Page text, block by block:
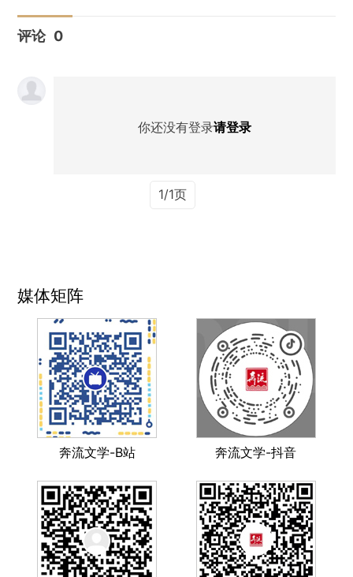
评论 0
你还没有登录请登录
1/1页
媒体矩阵
奔流文学-B站 奔流文学-抖音